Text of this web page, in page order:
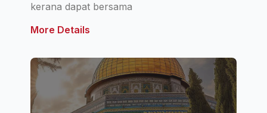
kerana dapat bersama
More Details